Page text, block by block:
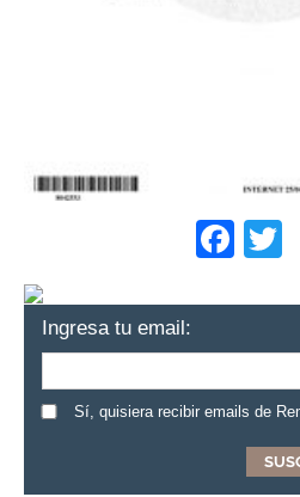
Ingresa tu email:
Sí, quisiera recibir emails de